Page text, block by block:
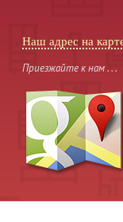
Наш адрес на
Приезжайте к нам . . .